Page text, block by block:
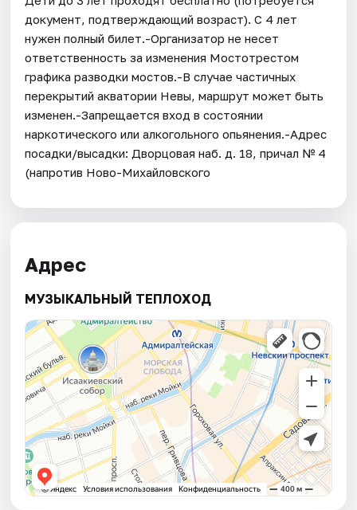
документ, подтверждающий возраст). С 4 лет
нужен полный билет.-Организатор не несет
ответственность за изменения Мостотрестом
графика разводки мостов.-В случае частичных
перекрытий акватории Невы, маршрут может быть
изменен.-Запрещается вход в состоянии
наркотического или алкогольного опьянения.-Адрес
посадки/высадки: Дворцовая наб. д. 18, причал № 4
(напротив Ново-Михайловского
Адрес
МУЗЫКАЛЬНЫЙ ТЕПЛОХОД